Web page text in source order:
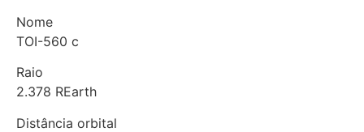
Nome
TOI-560 c
Raio
2.378 REarth
Distância orbital